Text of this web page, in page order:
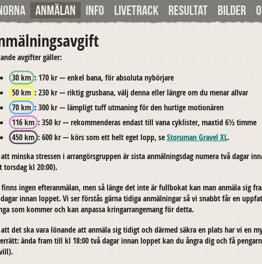
Anmälan Info Livetrack Resultat Bilder
av­gif­ter gäl­ler:
30 km : 170 kr — enkel bana, för ab­so­lu­ta ny­bör­ja­re
50 km : 230 kr — rik­tig grus­ba­na, välj denna eller läng­re om du menar all­var
70 km : 300 kr — lämp­ligt tuff ut­ma­ning för den hur­ti­ge mo­tio­nä­ren
116 km : 350 kr — re­kom­men­de­ras en­dast till vana cy­klis­ter, max­tid 6½ timme
450 km : 600 kr — körs som ett helt eget lopp, seStor­uman Gra­vel XL.
mins­ka stres­sen i ar­ran­görs­grup­pen är sista an­mäl­nings­dag nu­me­ra två dagar
tors­dag kl 20:00).
finns ingen ef­teran­mä­lan, men så länge det inte är full­bo­kat kan man an­mä­la sig
innan lop­pet. Vi ser för­stås gärna ti­di­ga an­mäl­ning­ar så vi snabbt får en
som kom­mer och kan an­pas­sa kring­ar­range­mang för detta.
det ska vara lö­nan­de att an­mä­la sig ti­digt och där­med säkra en plats har vi en
ända fram till kl 18:00 två dagar innan lop­pet kan du ångra dig och få